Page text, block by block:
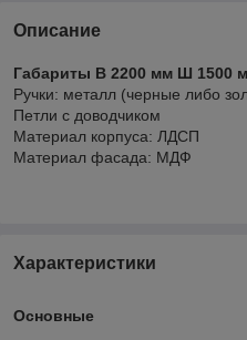
Описание
Габариты В 2200 мм Ш 1500
Ручки: металл (черные либо
Петли с доводчиком
Материал корпуса: ЛДСП
Материал фасада: МДФ
Характеристики
Основные